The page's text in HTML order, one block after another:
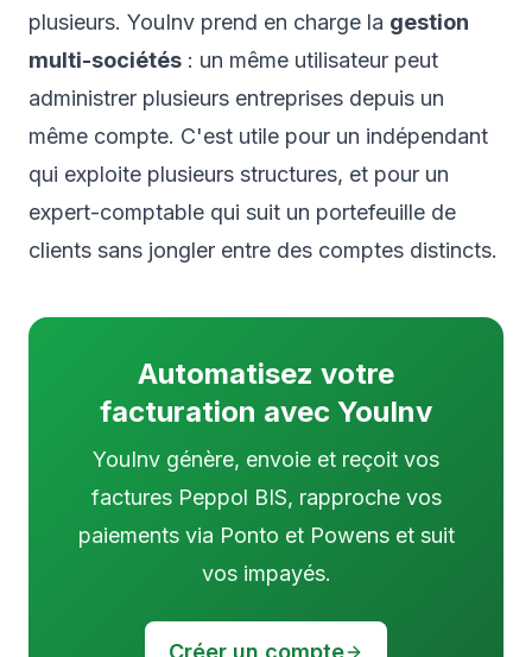
plusieurs. YouInv prend en charge la gestion
multi-sociétés : un même utilisateur peut
administrer plusieurs entreprises depuis un
même compte. C'est utile pour un indépendant
qui exploite plusieurs structures, et pour un
expert-comptable qui suit un portefeuille de
clients sans jongler entre des comptes distincts.
Automatisez votre
facturation avec YouInv
YouInv génère, envoie et reçoit vos
factures Peppol BIS, rapproche vos
paiements via Ponto et Powens et suit
vos impayés.
Créer un compte